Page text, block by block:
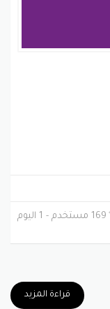
169 مستخدم - 1 اليوم
قراءة المزيد